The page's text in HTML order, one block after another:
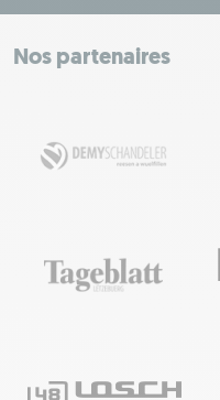
+
−
Nos partenaires